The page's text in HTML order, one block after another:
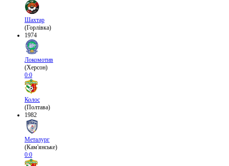
Шахтар
(Горлівка)
1974
Локомотив
(Херсон)
0:0
Колос
(Полтава)
1982
Металург
(Кам'янське)
0:0